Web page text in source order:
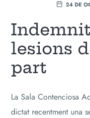
24 DE
lesions
part
La Sala Contenciosa
dictat recentment una